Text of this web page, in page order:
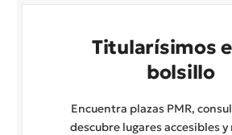
Titularísimos
bolsillo
Encuentra plazas PMR,
descubre lugares accesibles y